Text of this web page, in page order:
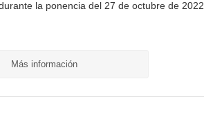
la ponencia del 27 de octubre de 2022
Más información